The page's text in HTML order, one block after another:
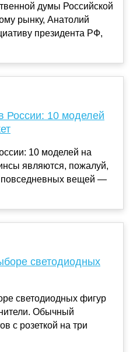
думы Российской
рынку, Анатолий
президента РФ,
России: 10 моделей
10 моделей на
являются, пожалуй,
повседневных вещей —
светодиодных
светодиодных фигур
Обычный
с розеткой на три